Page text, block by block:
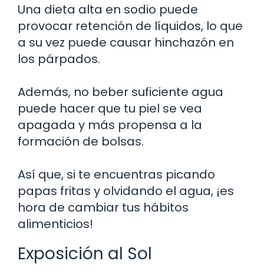
Una dieta alta en sodio puede
provocar retención de líquidos, lo que
a su vez puede causar hinchazón en
los párpados.
Además, no beber suficiente agua
puede hacer que tu piel se vea
apagada y más propensa a la
formación de bolsas.
Así que, si te encuentras picando
papas fritas y olvidando el agua, ¡es
hora de cambiar tus hábitos
alimenticios!
Exposición al Sol